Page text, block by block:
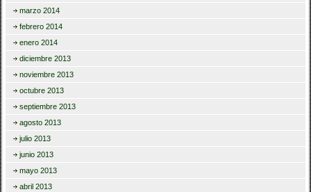
marzo 2014
febrero 2014
enero 2014
diciembre 2013
noviembre 2013
octubre 2013
septiembre 2013
agosto 2013
julio 2013
junio 2013
mayo 2013
abril 2013